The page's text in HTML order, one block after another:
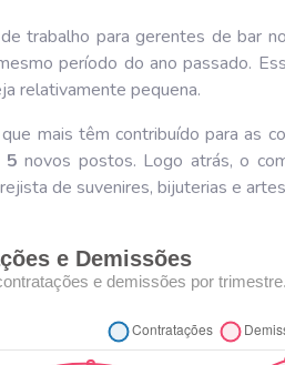
trabalho para gerentes de bar
período do ano passado.
relativamente pequena.
mais têm contribuído para as
5 novos postos. Logo atrás, o
de suvenires, bijuterias e
e Demissões
e demissões por trimestre.